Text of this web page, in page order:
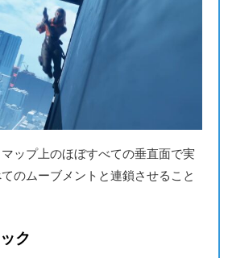
ップ上のほぼすべての垂直面で実
のムーブメントと連鎖させること
ク